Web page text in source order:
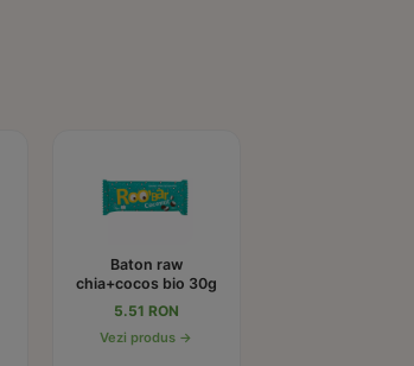
Baton raw
chia+cocos bio 30g
5.51 RON
Vezi produs →